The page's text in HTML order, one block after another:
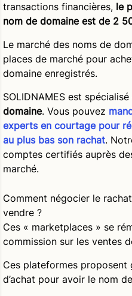
transactions financières, le
nom de domaine est de 2
Le marché des noms de
places de marché pour
domaine enregistrés.
SOLIDNAMES est
domaine. Vous pouvez
experts en courtage pour
au plus bas son rachat.
comptes certifiés auprès
marché.
Comment négocier le
vendre ?
Ces « marketplaces » se
commission sur les ventes
Ces plateformes proposent
d’achat pour avoir le nom